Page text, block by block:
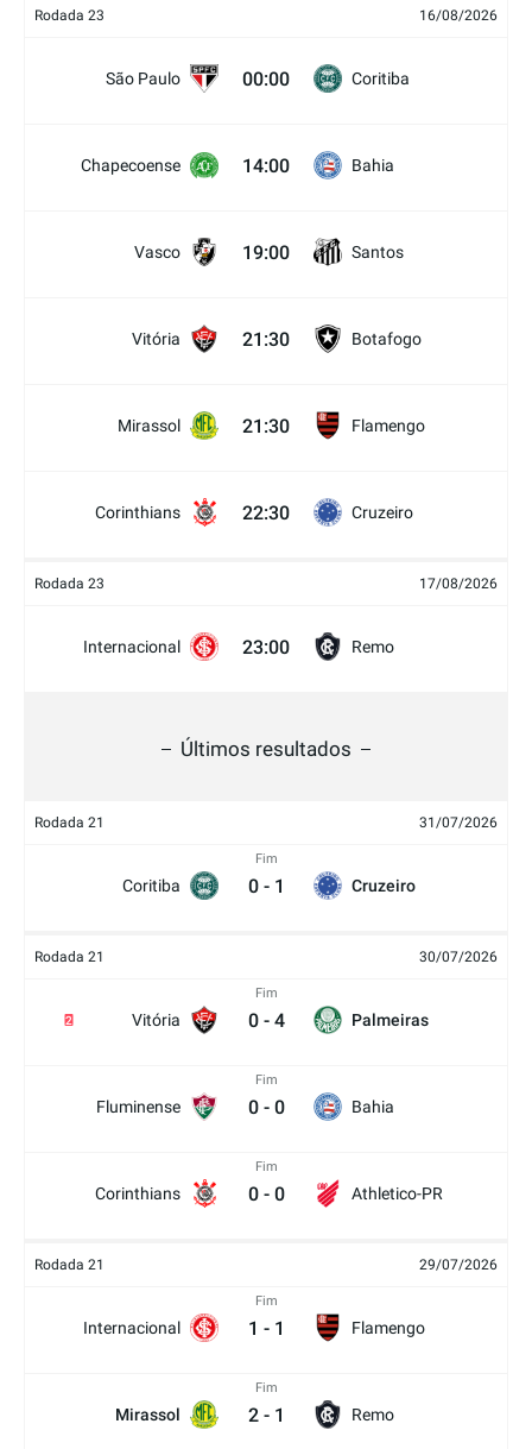
Rodada 23 16/08/2026
São Paulo 00:00 Coritiba
Chapecoense 14:00 Bahia
Vasco 19:00 Santos
Vitória 21:30 Botafogo
Mirassol 21:30 Flamengo
Corinthians 22:30 Cruzeiro
Rodada 23 17/08/2026
Internacional 23:00 Remo
Últimos resultados
Rodada 21 31/07/2026
Coritiba
Fim
0 - 1 Cruzeiro
Rodada 21 30/07/2026
Vitória
2
Fim
0 - 4 Palmeiras
Fluminense
Fim
0 - 0 Bahia
Corinthians
Fim
0 - 0 Athletico-PR
Rodada 21 29/07/2026
Internacional
Fim
1 - 1 Flamengo
Mirassol
Fim
2 - 1 Remo